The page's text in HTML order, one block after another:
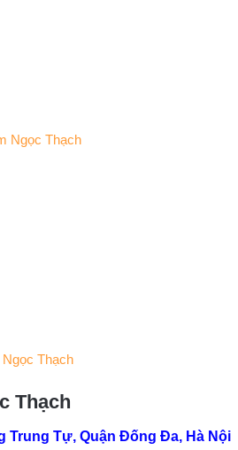
Ngọc Thạch
Thạch
Thạch
Trung Tự, Quận Đống Đa, Hà Nội